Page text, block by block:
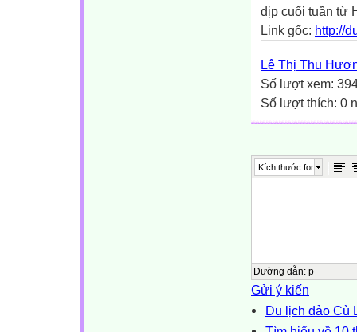
dịp cuối tuần từ
Link gốc: http://
Lê Thị Thu
Số lượt xem:
Số lượt thích: 0
Kích thước font
Đường dẫn: p
Gửi ý kiến
Du lịch đảo Cù